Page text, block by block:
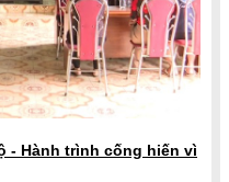
- Hành trình cống hiến vì